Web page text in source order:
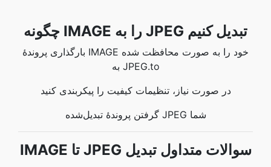
چگونه IMAGE را به JPEG تبدیل کنیم
بارگذاری پروندۀ IMAGE خود را به صورت محافظت شده
به JPEG.to
در صورت نیاز، تنظیمات کیفیت را پیکربندی کنید
گرفتن پروندۀ تبدیل‌شده JPEG شما
IMAGE تا JPEG سوالات متداول تبدیل